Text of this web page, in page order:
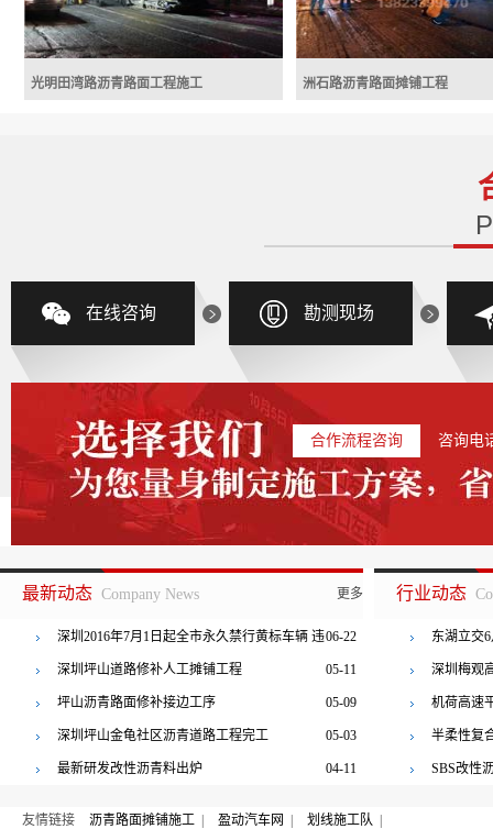
光明新区高墩北路沥青路面摊铺工程 横岗工业区双摊铺机联铺工程
光明田湾路沥青路面工程施工
光明田湾路沥青路面工程施工
洲石路沥青路面摊铺工程
洲石路沥青路面摊铺工程
在线咨询 勘测现场
合作流程咨询 咨询电
更多
最新动态 Company News
06-22
深圳2016年7月1日起全市永久禁行黄标车辆 违
者罚三百 05-11
深圳坪山道路修补人工摊铺工程
05-09
坪山沥青路面修补接边工序
05-03
深圳坪山金龟社区沥青道路工程完工
04-11
最新研发改性沥青料出炉
行业动态
东湖立交
深圳梅观
机荷高速
半柔性复
SBS改性
友情链接 沥青路面摊铺施工 盈动汽车网 划线施工队